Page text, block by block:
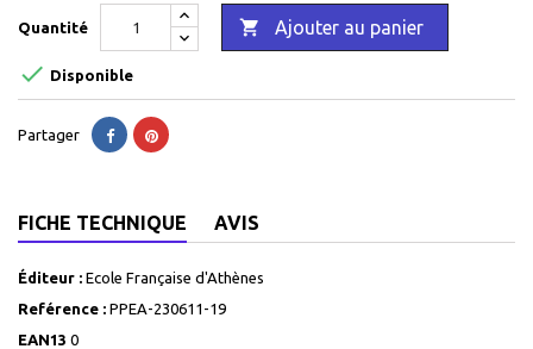
Quantité  Ajouter au panier
 Disponible
Partager
FICHE TECHNIQUE AVIS
Éditeur : Ecole Française d'Athènes
Reférence : PPEA-230611-19
EAN13 0